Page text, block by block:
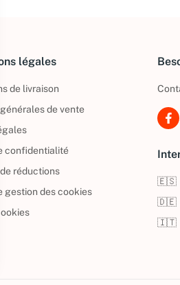
légales
de livraison
générales de vente
confidentialité
de réductions
gestion des cookies
🇪🇸
🇩🇪
🇮🇹